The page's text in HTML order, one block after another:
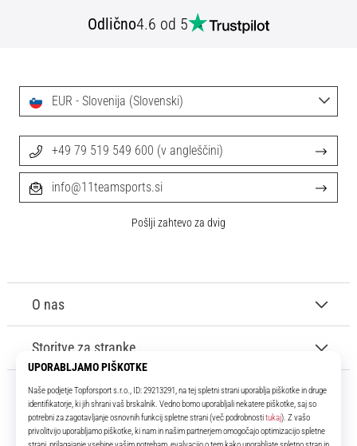
Odlično4.6 od 5
O nas
Storitve za stranke
EUR - Slovenija (Slovenski)
+49 79 519 549 600 (v angleščini)
info@11teamsports.si
Pošlji zahtevo za dvig